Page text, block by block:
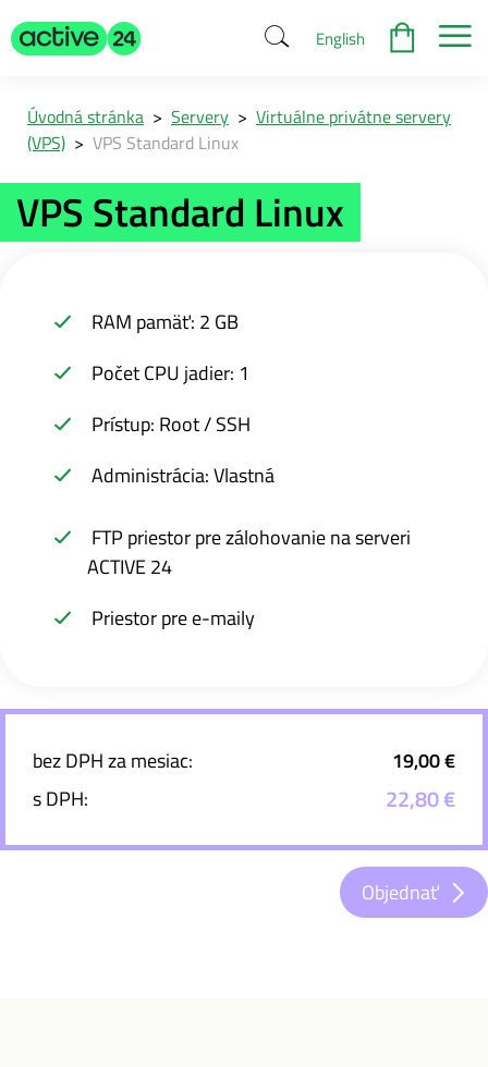
English
Úvodná stránka > Servery > Virtuálne privátne servery
(VPS) > VPS Standard Linux
VPS Standard Linux
RAM pamäť: 2 GB
Počet CPU jadier: 1
Prístup: Root / SSH
Administrácia: Vlastná
FTP priestor pre zálohovanie na serveri
ACTIVE 24
Priestor pre e-maily
bez DPH za mesiac:
19,00 €
s DPH:
22,80 €
Objednať